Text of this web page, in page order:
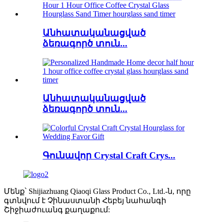
Անհատականացված
ձեռագործ տուն...
Անհատականացված
ձեռագործ տուն...
Գունավոր Crystal Craft Crys...
Մենք՝ Shijiazhuang Qiaoqi Glass Product Co., Ltd.-ն, որը
գտնվում է Չինաստանի Հեբեյ նահանգի
Շիջիաժուանգ քաղաքում: